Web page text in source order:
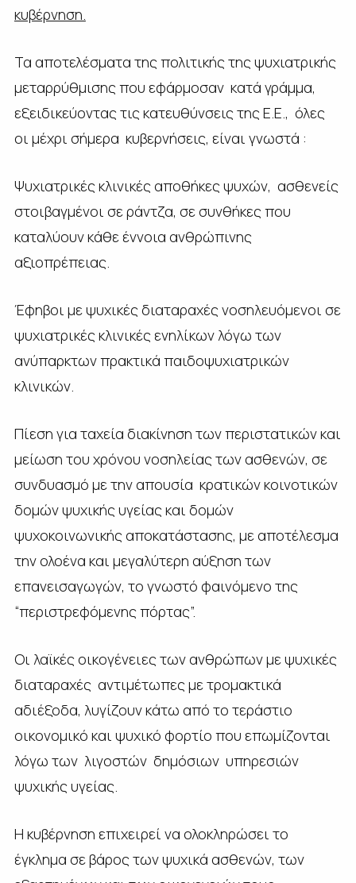
κυβέρνηση.
Τα αποτελέσματα της πολιτικής της ψυχιατρικής
μεταρρύθμισης που εφάρμοσαν κατά γράμμα,
εξειδικεύοντας τις κατευθύνσεις της Ε.Ε., όλες
οι μέχρι σήμερα κυβερνήσεις, είναι γνωστά :
Ψυχιατρικές κλινικές αποθήκες ψυχών, ασθενείς
στοιβαγμένοι σε ράντζα, σε συνθήκες που
καταλύουν κάθε έννοια ανθρώπινης
αξιοπρέπειας.
Έφηβοι με ψυχικές διαταραχές νοσηλευόμενοι σε
ψυχιατρικές κλινικές ενηλίκων λόγω των
ανύπαρκτων πρακτικά παιδοψυχιατρικών
κλινικών.
Πίεση για ταχεία διακίνηση των περιστατικών και
μείωση του χρόνου νοσηλείας των ασθενών, σε
συνδυασμό με την απουσία κρατικών κοινοτικών
δομών ψυχικής υγείας και δομών
ψυχοκοινωνικής αποκατάστασης, με αποτέλεσμα
την ολοένα και μεγαλύτερη αύξηση των
επανεισαγωγών, το γνωστό φαινόμενο της
“περιστρεφόμενης πόρτας”.
Οι λαϊκές οικογένειες των ανθρώπων με ψυχικές
διαταραχές αντιμέτωπες με τρομακτικά
αδιέξοδα, λυγίζουν κάτω από το τεράστιο
οικονομικό και ψυχικό φορτίο που επωμίζονται
λόγω των λιγοστών δημόσιων υπηρεσιών
ψυχικής υγείας.
Η κυβέρνηση επιχειρεί να ολοκληρώσει το
έγκλημα σε βάρος των ψυχικά ασθενών, των